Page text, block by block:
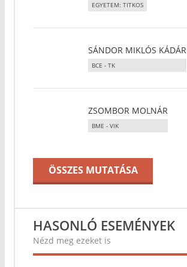
EGYETEM: TITKOS
SÁNDOR MIKLÓS KÁDÁR
BCE - TK
ZSOMBOR MOLNÁR
BME - VIK
ÖSSZES MUTATÁSA
HASONLÓ ESEMÉNYEK
Nézd meg ezeket is